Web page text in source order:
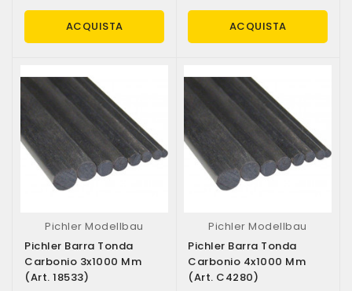
ACQUISTA ACQUISTA
Pichler Modellbau
Pichler Barra Tonda
Carbonio 3x1000 Mm
(art. 18533)
Pichler Modellbau
Pichler Barra Tonda
Carbonio 4x1000 Mm
(art. C4280)